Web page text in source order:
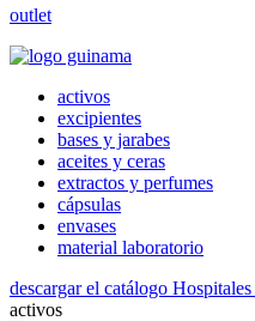
outlet
activos
excipientes
bases y jarabes
aceites y ceras
extractos y perfumes
cápsulas
envases
material laboratorio
descargar el catálogo Hospitales
activos